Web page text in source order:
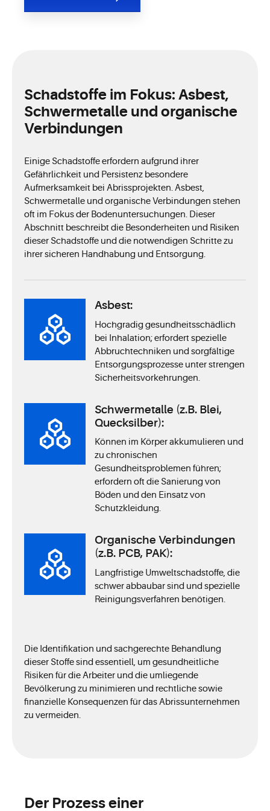
Schadstoffe im Fokus: Asbest,
Schwermetalle und organische
Verbindungen
Einige Schadstoffe erfordern aufgrund ihrer
Gefährlichkeit und Persistenz besondere
Aufmerksamkeit bei Abrissprojekten. Asbest,
Schwermetalle und organische Verbindungen stehen
oft im Fokus der Bodenuntersuchungen. Dieser
Abschnitt beschreibt die Besonderheiten und Risiken
dieser Schadstoffe und die notwendigen Schritte zu
ihrer sicheren Handhabung und Entsorgung.
Asbest:
Hochgradig gesundheitsschädlich
bei Inhalation; erfordert spezielle
Abbruchtechniken und sorgfältige
Entsorgungsprozesse unter strengen
Sicherheitsvorkehrungen.
Schwermetalle (z.B. Blei,
Quecksilber):
Können im Körper akkumulieren und
zu chronischen
Gesundheitsproblemen führen;
erfordern oft die Sanierung von
Böden und den Einsatz von
Schutzkleidung.
Organische Verbindungen
(z.B. PCB, PAK):
Langfristige Umweltschadstoffe, die
schwer abbaubar sind und spezielle
Reinigungsverfahren benötigen.
Die Identifikation und sachgerechte Behandlung
dieser Stoffe sind essentiell, um gesundheitliche
Risiken für die Arbeiter und die umliegende
Bevölkerung zu minimieren und rechtliche sowie
finanzielle Konsequenzen für das Abrissunternehmen
zu vermeiden.
Der Prozess einer